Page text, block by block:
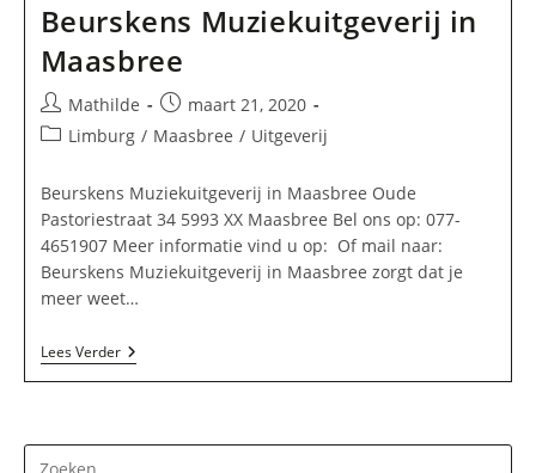
Beurskens Muziekuitgeverij in
Maasbree
Bericht
auteur:
Mathilde
Bericht
gepubliceerd
maart 21, 2020
Berichtcategorie:
Limburg / Maasbree / Uitgeverij
Beurskens Muziekuitgeverij in Maasbree Oude
Pastoriestraat 34 5993 XX Maasbree Bel ons op: 077-
4651907 Meer informatie vind u op: Of mail naar:
Beurskens Muziekuitgeverij in Maasbree zorgt dat je
meer weet…
Lees VerderBeurskens
Muziekuitgeverij
In